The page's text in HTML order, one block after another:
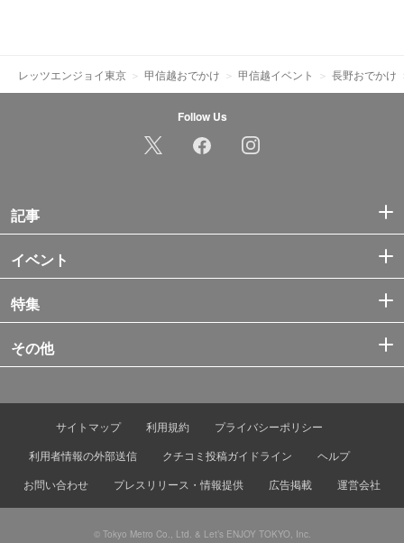
レッツエンジョイ東京 甲信越おでかけ 甲信越イベント 長野おでかけ
Follow Us
記事
イベント
特集
その他
サイトマップ 利用規約
プライバシーポリシー
利用者情報の外部送信
クチコミ投稿ガイドライン
ヘルプ
お問い合わせ
プレスリリース・情報提供 広告掲載 運営会社
© Tokyo Metro Co., Ltd. & Let’s ENJOY TOKYO, Inc.